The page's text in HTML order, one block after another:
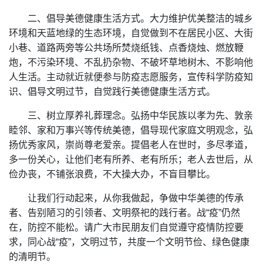
二、倡导美德健康生活方式。大力维护优美整洁的城乡
环境和天蓝地绿的生态环境，自觉做到不在居民小区、大街
小巷、道路两旁等公共场所焚烧纸钱、点香烧烛、燃放鞭
炮，不污染环境、不乱扔杂物、不破坏草地树木、不影响他
人生活。主动就近就便参与防疫志愿服务，宣传科学防疫知
识、倡导文明过节，自觉践行美德健康生活方式。
三、树立厚养礼葬理念。弘扬中华民族以孝为先、敦亲
睦邻、家和万事兴等传统美德，倡导现代家庭文明观念，弘
扬优秀家风，崇尚尊老爱亲。提倡老人在世时，多尽孝道，
多一份关心，让他们老有所养、老有所乐；老人去世后，从
俭办丧，不铺张浪费，不大操大办，不盲目攀比。
让我们行动起来，从你我做起，争做中华美德的传承
者、告别陋习的引领者、文明祭祀的践行者。战“疫”仍然
在，防控不能松。请广大市民朋友们自觉遵守疫情防控要
求，同心战“疫”，文明过节，共度一个文明节俭、绿色健康
的清明节。